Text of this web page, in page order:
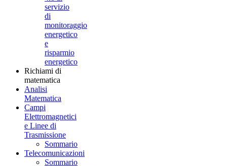
servizio
di
monitoraggio
energetico
e
risparmio
energetico
Richiami di
matematica
Analisi
Matematica
Campi
Elettromagnetici
e Linee di
Trasmissione
Sommario
Telecomunicazioni
Sommario